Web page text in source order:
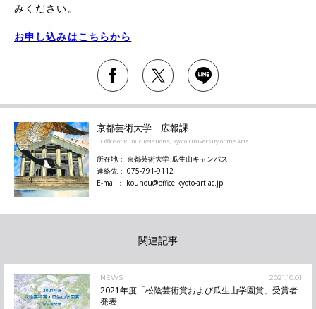
みください。
お申し込みはこちらから
京都芸術大学 広報課
Office of Public Relations, Kyoto University of the Arts
所在地： 京都芸術大学 瓜生山キャンパス
連絡先： 075-791-9112
E-mail： kouhou@office.kyoto-art.ac.jp
関連記事
NEWS 2021.10.01
2021年度「松陰芸術賞および瓜生山学園賞」受賞者
発表